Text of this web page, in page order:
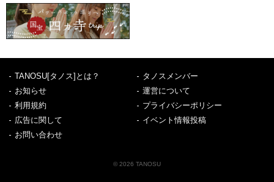
TANOSU[タノス]とは？
タノスメンバー
お知らせ
運営について
利用規約
プライバシーポリシー
広告に関して
イベント情報投稿
お問い合わせ
© 2026 TANOSU